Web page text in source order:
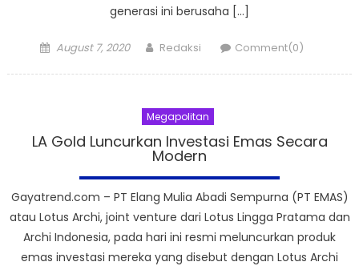
generasi ini berusaha […]
Posted
August 7, 2020 Author
Redaksi Comment(0)
Megapolitan
LA Gold Luncurkan Investasi Emas Secara
Modern
Gayatrend.com – PT Elang Mulia Abadi Sempurna (PT EMAS)
atau Lotus Archi, joint venture dari Lotus Lingga Pratama dan
Archi Indonesia, pada hari ini resmi meluncurkan produk
emas investasi mereka yang disebut dengan Lotus Archi